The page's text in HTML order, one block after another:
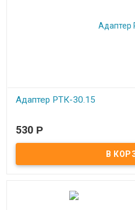
Адаптер РТК-30.15
530 Р